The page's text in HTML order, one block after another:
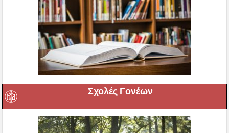
Σχολές Γονέων